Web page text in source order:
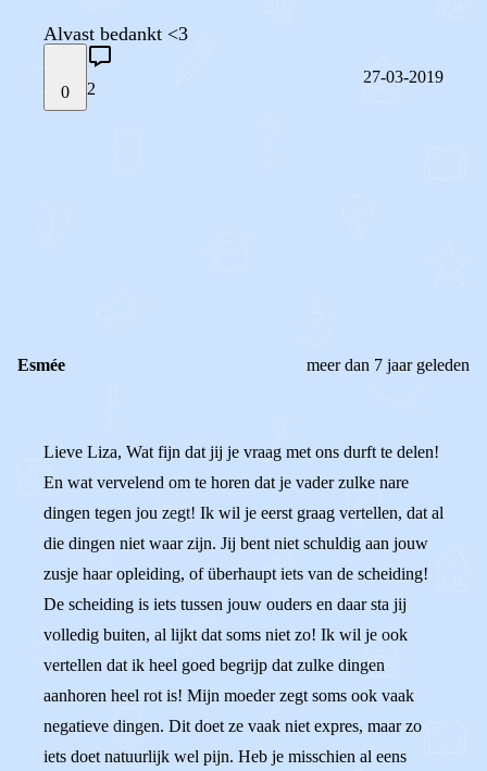
Alvast bedankt <3
0 2
27-03-2019
Esmée meer dan 7 jaar geleden
Lieve Liza, Wat fijn dat jij je vraag met ons durft te delen!
En wat vervelend om te horen dat je vader zulke nare
dingen tegen jou zegt! Ik wil je eerst graag vertellen, dat al
die dingen niet waar zijn. Jij bent niet schuldig aan jouw
zusje haar opleiding, of überhaupt iets van de scheiding!
De scheiding is iets tussen jouw ouders en daar sta jij
volledig buiten, al lijkt dat soms niet zo! Ik wil je ook
vertellen dat ik heel goed begrijp dat zulke dingen
aanhoren heel rot is! Mijn moeder zegt soms ook vaak
negatieve dingen. Dit doet ze vaak niet expres, maar zo
iets doet natuurlijk wel pijn. Heb je misschien al eens